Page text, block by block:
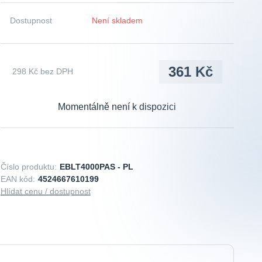
Dostupnost Není skladem
361 Kč
298 Kč bez DPH
Momentálně není k dispozici
Číslo produktu: EBLT4000PAS - PL
EAN kód: 4524667610199
Hlídat cenu / dostupnost